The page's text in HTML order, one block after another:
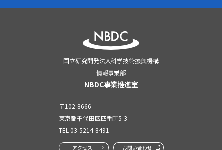
国立研究開発法人科学技術振興機構
情報事業部
NBDC事業推進室
〒102-8666
東京都千代田区四番町5-3
TEL 03-5214-8491
アクセス お問い合わせ